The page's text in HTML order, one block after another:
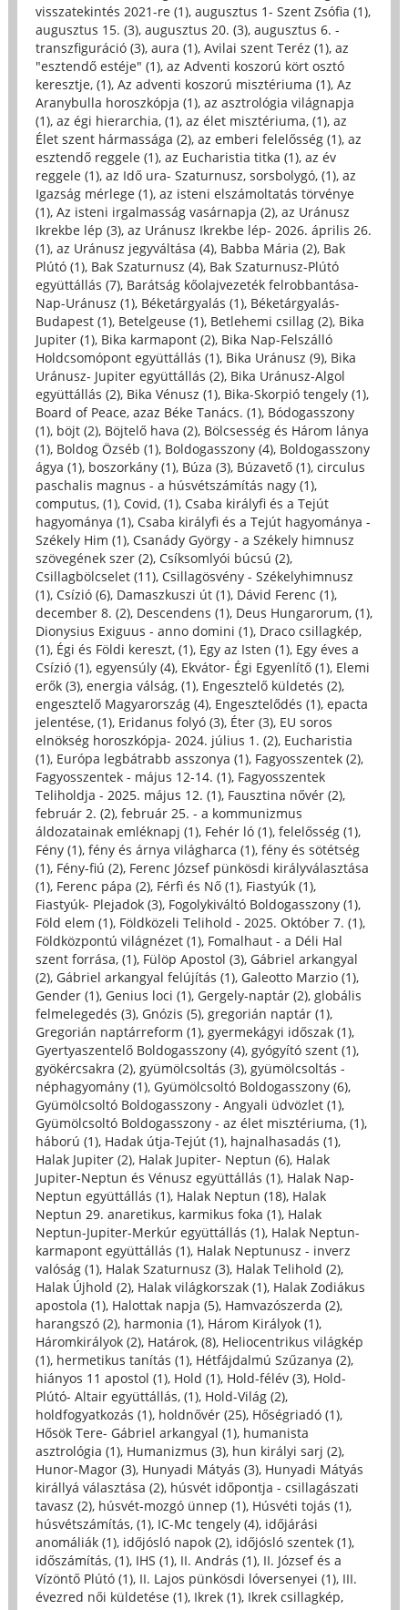
visszatekintés 2021-re (1), augusztus 1- Szent Zsófia (1),
augusztus 15. (3), augusztus 20. (3), augusztus 6. -
transzfiguráció (3), aura (1), Avilai szent Teréz (1), az
"esztendő estéje" (1), az Adventi koszorú kört osztó
keresztje, (1), Az adventi koszorú misztériuma (1), Az
Aranybulla horoszkópja (1), az asztrológia világnapja
(1), az égi hierarchia, (1), az élet misztériuma, (1), az
Élet szent hármassága (2), az emberi felelősség (1), az
esztendő reggele (1), az Eucharistia titka (1), az év
reggele (1), az Idő ura- Szaturnusz, sorsbolygó, (1), az
Igazság mérlege (1), az isteni elszámoltatás törvénye
(1), Az isteni irgalmasság vasárnapja (2), az Uránusz
Ikrekbe lép (3), az Uránusz Ikrekbe lép- 2026. április 26.
(1), az Uránusz jegyváltása (4), Babba Mária (2), Bak
Plútó (1), Bak Szaturnusz (4), Bak Szaturnusz-Plútó
együttállás (7), Barátság kőolajvezeték felrobbantása-
Nap-Uránusz (1), Béketárgyalás (1), Béketárgyalás-
Budapest (1), Betelgeuse (1), Betlehemi csillag (2), Bika
Jupiter (1), Bika karmapont (2), Bika Nap-Felszálló
Holdcsomópont együttállás (1), Bika Uránusz (9), Bika
Uránusz- Jupiter együttállás (2), Bika Uránusz-Algol
együttállás (2), Bika Vénusz (1), Bika-Skorpió tengely (1),
Board of Peace, azaz Béke Tanács. (1), Bódogasszony
(1), böjt (2), Böjtelő hava (2), Bölcsesség és Három lánya
(1), Boldog Özséb (1), Boldogasszony (4), Boldogasszony
ágya (1), boszorkány (1), Búza (3), Búzavető (1), circulus
paschalis magnus - a húsvétszámítás nagy (1),
computus, (1), Covid, (1), Csaba királyfi és a Tejút
hagyománya (1), Csaba királyfi és a Tejút hagyománya -
Székely Him (1), Csanády György - a Székely himnusz
szövegének szer (2), Csíksomlyói búcsú (2),
Csillagbölcselet (11), Csillagösvény - Székelyhimnusz
(1), Csízió (6), Damaszkuszi út (1), Dávid Ferenc (1),
december 8. (2), Descendens (1), Deus Hungarorum, (1),
Dionysius Exiguus - anno domini (1), Draco csillagkép,
(1), Égi és Földi kereszt, (1), Egy az Isten (1), Egy éves a
Csízió (1), egyensúly (4), Ekvátor- Égi Egyenlítő (1), Elemi
erők (3), energia válság, (1), Engesztelő küldetés (2),
engesztelő Magyarország (4), Engesztelődés (1), epacta
jelentése, (1), Eridanus folyó (3), Éter (3), EU soros
elnökség horoszkópja- 2024. július 1. (2), Eucharistia
(1), Európa legbátrabb asszonya (1), Fagyosszentek (2),
Fagyosszentek - május 12-14. (1), Fagyosszentek
Teliholdja - 2025. május 12. (1), Fausztina nővér (2),
február 2. (2), február 25. - a kommunizmus
áldozatainak emléknapj (1), Fehér ló (1), felelősség (1),
Fény (1), fény és árnya világharca (1), fény és sötétség
(1), Fény-fiú (2), Ferenc József pünkösdi királyválasztása
(1), Ferenc pápa (2), Férfi és Nő (1), Fiastyúk (1),
Fiastyúk- Plejadok (3), Fogolykiváltó Boldogasszony (1),
Föld elem (1), Földközeli Telihold - 2025. Október 7. (1),
Földközpontú világnézet (1), Fomalhaut - a Déli Hal
szent forrása, (1), Fülöp Apostol (3), Gábriel arkangyal
(2), Gábriel arkangyal felújítás (1), Galeotto Marzio (1),
Gender (1), Genius loci (1), Gergely-naptár (2), globális
felmelegedés (3), Gnózis (5), gregorián naptár (1),
Gregorián naptárreform (1), gyermekágyi időszak (1),
Gyertyaszentelő Boldogasszony (4), gyógyító szent (1),
gyökércsakra (2), gyümölcsoltás (3), gyümölcsoltás -
néphagyomány (1), Gyümölcsoltó Boldogasszony (6),
Gyümölcsoltó Boldogasszony - Angyali üdvözlet (1),
Gyümölcsoltó Boldogasszony - az élet misztériuma, (1),
háború (1), Hadak útja-Tejút (1), hajnalhasadás (1),
Halak Jupiter (2), Halak Jupiter- Neptun (6), Halak
Jupiter-Neptun és Vénusz együttállás (1), Halak Nap-
Neptun együttállás (1), Halak Neptun (18), Halak
Neptun 29. anaretikus, karmikus foka (1), Halak
Neptun-Jupiter-Merkúr együttállás (1), Halak Neptun-
karmapont együttállás (1), Halak Neptunusz - inverz
valóság (1), Halak Szaturnusz (3), Halak Telihold (2),
Halak Újhold (2), Halak világkorszak (1), Halak Zodiákus
apostola (1), Halottak napja (5), Hamvazószerda (2),
harangszó (2), harmonia (1), Három Királyok (1),
Háromkirályok (2), Határok, (8), Heliocentrikus világkép
(1), hermetikus tanítás (1), Hétfájdalmú Szűzanya (2),
hiányos 11 apostol (1), Hold (1), Hold-félév (3), Hold-
Plútó- Altair együttállás, (1), Hold-Világ (2),
holdfogyatkozás (1), holdnővér (25), Hőségriadó (1),
Hősök Tere- Gábriel arkangyal (1), humanista
asztrológia (1), Humanizmus (3), hun királyi sarj (2),
Hunor-Magor (3), Hunyadi Mátyás (3), Hunyadi Mátyás
királlyá választása (2), húsvét időpontja - csillagászati
tavasz (2), húsvét-mozgó ünnep (1), Húsvéti tojás (1),
húsvétszámítás, (1), IC-Mc tengely (4), időjárási
anomáliák (1), időjósló napok (2), időjósló szentek (1),
időszámítás, (1), IHS (1), II. András (1), II. József és a
Vízöntő Plútó (1), II. Lajos pünkösdi lóversenyei (1), III.
évezred női küldetése (1), Ikrek (1), Ikrek csillagkép,